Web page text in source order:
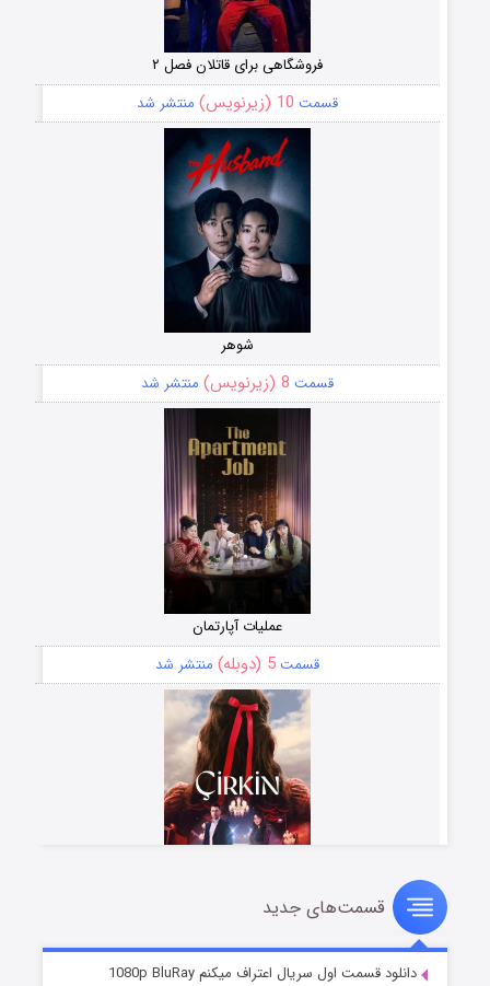
فروشگاهی برای قاتلان فصل ۲
قسمت 10 (زیرنویس) منتشر شد
شوهر
قسمت 8 (زیرنویس) منتشر شد
عملیات آپارتمان
قسمت5 (دوبله) منتشر شد
سریال زشت
قسمت2 (زیرنویس) منتشر شد
قسمت‌های جدید
دانلود قسمت اول سریال اعتراف میکنم 1080p BluRay